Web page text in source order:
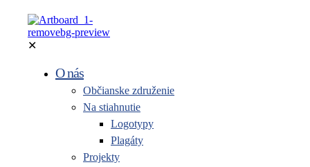
✕
O nás
Občianske združenie
Na stiahnutie
Logotypy
Plagáty
Projekty